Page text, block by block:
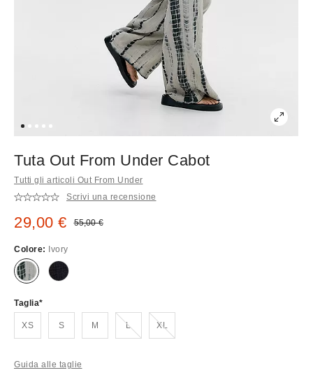
Tuta Out From Under Cabot
Tutti gli articoli Out From Under
Scrivi una recensione
Prezzo di vendita:
29,00 € Prezzo originale:
55,00 €
Colore: Ivory
Taglia
XS S M LEsaurito!
XLEsaurito!
Guida alle taglie